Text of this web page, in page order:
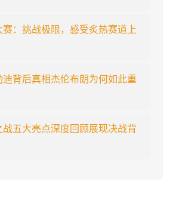
：挑战极限，感受炙热赛道上
迪背后真相杰伦布朗为何如此重
战五大亮点深度回顾展现决战背